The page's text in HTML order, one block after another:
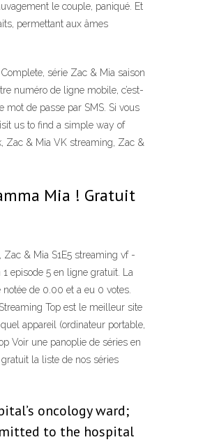
le couple, paniqué. Et
permettant aux âmes
série Zac & Mia saison
numéro de ligne mobile, c’est-
de passe par SMS. Si vous
us to find a simple way of
Zac & Mia VK streaming, Zac &
Mia ! Gratuit
Zac & Mia S1E5 streaming vf -
episode 5 en ligne gratuit. La
de 0.00 et a eu 0 votes.
Top est le meilleur site
appareil (ordinateur portable,
Voir une panoplie de séries en
la liste de nos séries
oncology ward;
to the hospital